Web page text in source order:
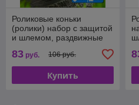
Роликовые коньки
(ролики) набор с защитой
и шлемом, раздвижные
83 руб. 106 руб.
Купить